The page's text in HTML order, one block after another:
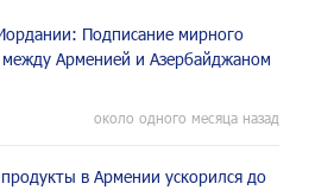
Подписание мирного
Арменией и Азербайджаном
около одного месяца назад
в Армении ускорился до